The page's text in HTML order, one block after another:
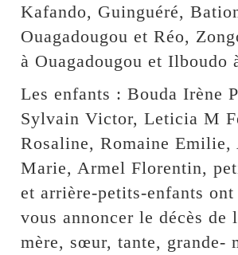
Kafando, Guinguéré,
Ouagadougou et Réo,
à Ouagadougou et Ilboudo
Les enfants : Bouda Irène
Sylvain Victor, Leticia M
Rosaline, Romaine Emilie,
Marie, Armel Florentin,
et arrière-petits-enfants
vous annoncer le décès de
mère, sœur, tante, grande-